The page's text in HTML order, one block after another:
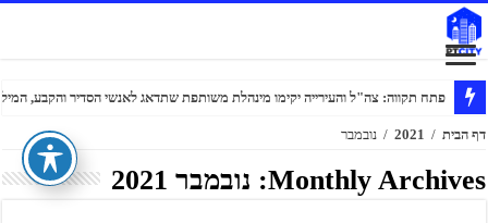
פתח תקווה: צה"ל והעירייה יקימו מינהלת משותפת שתדאג לאנשי הסדיר והקבע,
דף הבית /
2021
/ נובמבר
Monthly Archives: נובמבר 2021